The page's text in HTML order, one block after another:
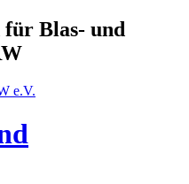
Blas- und